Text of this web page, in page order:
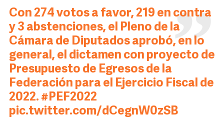
Con 274 votos a favor, 219 en contra
y 3 abstenciones, el Pleno de la
Cámara de Diputados aprobó, en lo
general, el dictamen con proyecto de
Presupuesto de Egresos de la
Federación para el Ejercicio Fiscal de
2022. #PEF2022
pic.twitter.com/dCegnW0zSB